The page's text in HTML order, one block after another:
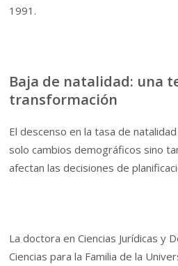
1991.
Baja de natalidad: una
transformación
El descenso en la tasa de
solo cambios demográficos sino
afectan las decisiones de
La doctora en Ciencias Jurídicas y
Ciencias para la Familia de la